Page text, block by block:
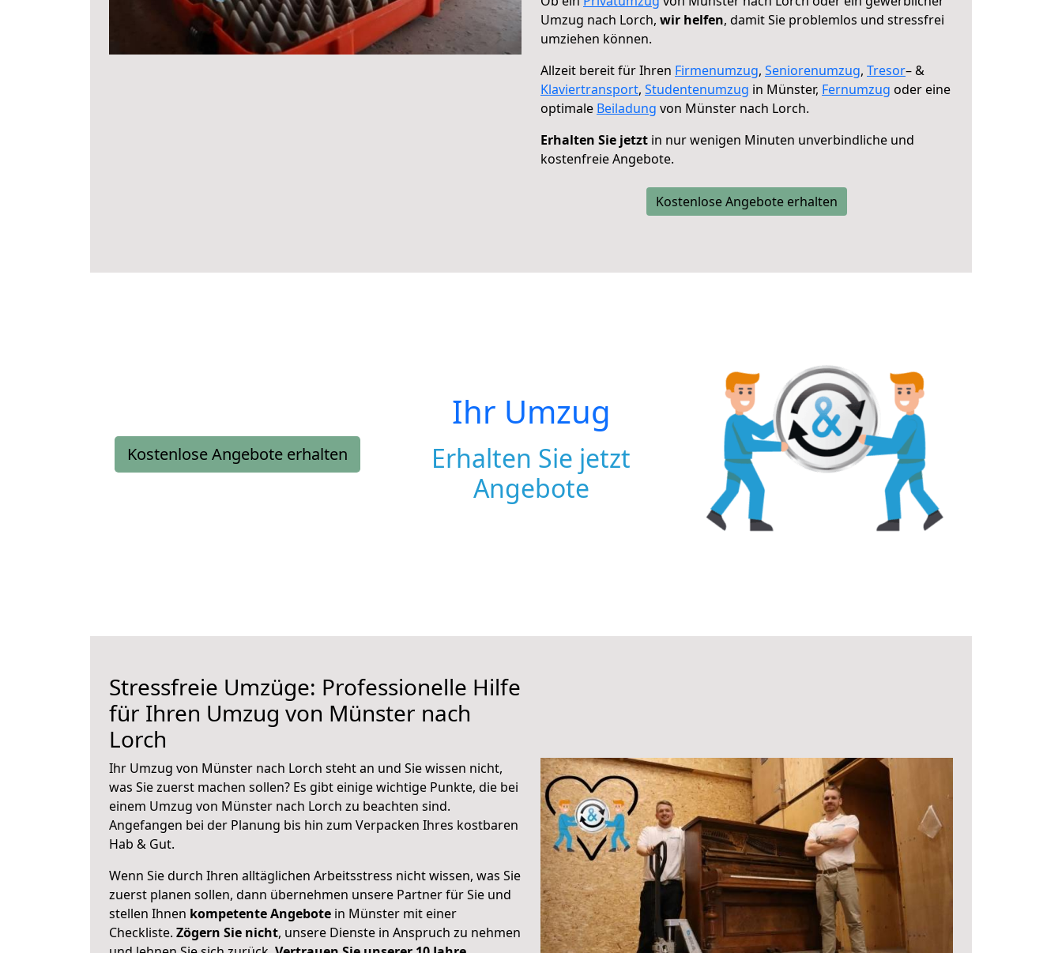
Umzug nach Lorch, wir helfen, damit Sie problemlos und stressfrei
umziehen können.
Allzeit bereit für Ihren Firmenumzug, Seniorenumzug, Tresor– &
Klaviertransport, Studentenumzug in Münster, Fernumzug oder eine
optimale Beiladung von Münster nach Lorch.
Erhalten Sie jetzt in nur wenigen Minuten unverbindliche und
kostenfreie Angebote.
Kostenlose Angebote erhalten
Kostenlose Angebote erhalten
Ihr Umzug
Erhalten Sie jetzt
Angebote
Stressfreie Umzüge: Professionelle Hilfe
für Ihren Umzug von Münster nach
Lorch
Ihr Umzug von Münster nach Lorch steht an und Sie wissen nicht,
was Sie zuerst machen sollen? Es gibt einige wichtige Punkte, die bei
einem Umzug von Münster nach Lorch zu beachten sind.
Angefangen bei der Planung bis hin zum Verpacken Ihres kostbaren
Hab & Gut.
Wenn Sie durch Ihren alltäglichen Arbeitsstress nicht wissen, was Sie
zuerst planen sollen, dann übernehmen unsere Partner für Sie und
stellen Ihnen kompetente Angebote in Münster mit einer
Checkliste. Zögern Sie nicht, unsere Dienste in Anspruch zu nehmen